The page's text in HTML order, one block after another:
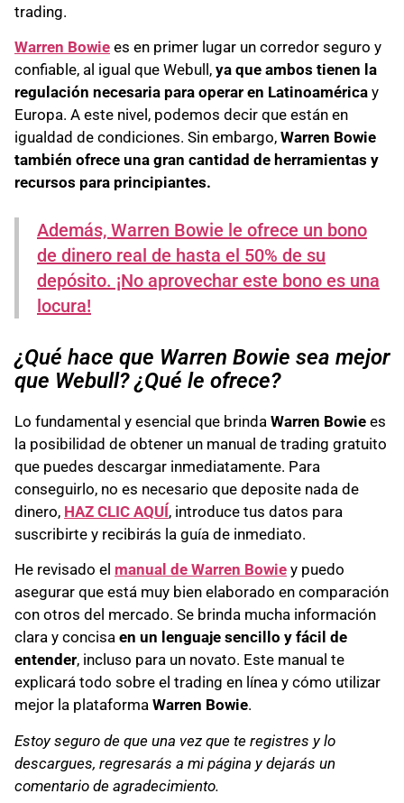
trading.
Warren Bowie es en primer lugar un corredor seguro y
confiable, al igual que Webull, ya que ambos tienen la
regulación necesaria para operar en Latinoamérica y
Europa. A este nivel, podemos decir que están en
igualdad de condiciones. Sin embargo, Warren Bowie
también ofrece una gran cantidad de herramientas y
recursos para principiantes.
Además, Warren Bowie le ofrece un bono
de dinero real de hasta el 50% de su
depósito. ¡No aprovechar este bono es una
locura!
¿Qué hace que Warren Bowie sea mejor
que Webull? ¿Qué le ofrece?
Lo fundamental y esencial que brinda Warren Bowie es
la posibilidad de obtener un manual de trading gratuito
que puedes descargar inmediatamente. Para
conseguirlo, no es necesario que deposite nada de
dinero, HAZ CLIC AQUÍ, introduce tus datos para
suscribirte y recibirás la guía de inmediato.
He revisado el manual de Warren Bowie y puedo
asegurar que está muy bien elaborado en comparación
con otros del mercado. Se brinda mucha información
clara y concisa en un lenguaje sencillo y fácil de
entender, incluso para un novato. Este manual te
explicará todo sobre el trading en línea y cómo utilizar
mejor la plataforma Warren Bowie.
Estoy seguro de que una vez que te registres y lo
descargues, regresarás a mi página y dejarás un
comentario de agradecimiento.